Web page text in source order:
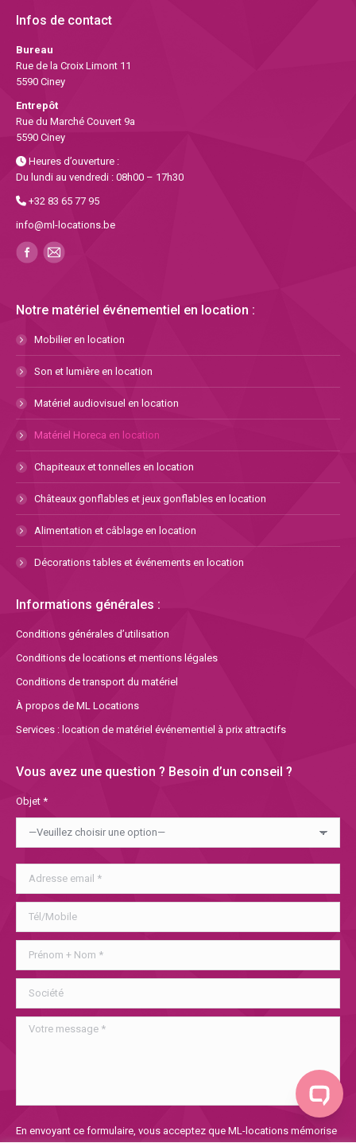
Infos de contact
Bureau
Rue de la Croix Limont 11
5590 Ciney
Entrepôt
Rue du Marché Couvert 9a
5590 Ciney
Heures d’ouverture :
Du lundi au vendredi : 08h00 – 17h30
+32 83 65 77 95
info@ml-locations.be
Notre matériel événementiel en location :
Mobilier en location
Son et lumière en location
Matériel audiovisuel en location
Matériel Horeca en location
Chapiteaux et tonnelles en location
Châteaux gonflables et jeux gonflables en location
Alimentation et câblage en location
Décorations tables et événements en location
Informations générales :
Conditions générales d’utilisation
Conditions de locations et mentions légales
Conditions de transport du matériel
À propos de ML Locations
Services : location de matériel événementiel à prix attractifs
Vous avez une question ? Besoin d’un conseil ?
Objet *
laisser
En envoyant ce formulaire, vous acceptez que ML-locations mémorise